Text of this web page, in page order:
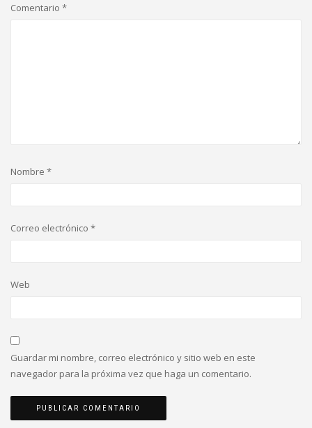
Comentario *
Nombre *
Correo electrónico *
Web
Guardar mi nombre, correo electrónico y sitio web en este
navegador para la próxima vez que haga un comentario.